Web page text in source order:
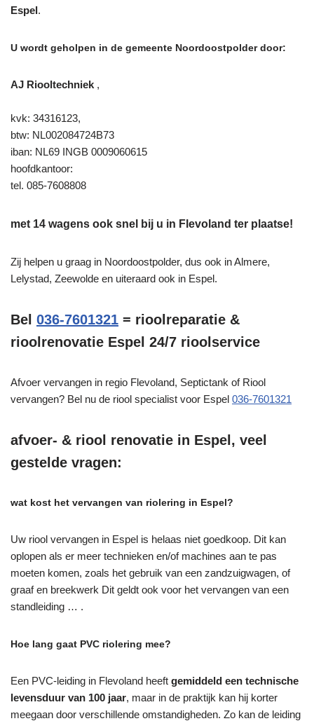
Espel.
U wordt geholpen in de gemeente Noordoostpolder door:
AJ Riooltechniek ,
kvk: 34316123,
btw: NL002084724B73
iban: NL69 INGB 0009060615
hoofdkantoor:
tel. 085-7608808
met 14 wagens ook snel bij u in Flevoland ter plaatse!
Zij helpen u graag in Noordoostpolder, dus ook in Almere,
Lelystad, Zeewolde en uiteraard ook in Espel.
Bel 036-7601321 = rioolreparatie &
rioolrenovatie Espel 24/7 rioolservice
Afvoer vervangen in regio Flevoland, Septictank of Riool
vervangen? Bel nu de riool specialist voor Espel 036-7601321
afvoer- & riool renovatie in Espel, veel
gestelde vragen:
wat kost het vervangen van riolering in Espel?
Uw riool vervangen in Espel is helaas niet goedkoop. Dit kan
oplopen als er meer technieken en/of machines aan te pas
moeten komen, zoals het gebruik van een zandzuigwagen, of
graaf en breekwerk Dit geldt ook voor het vervangen van een
standleiding … .
Hoe lang gaat PVC riolering mee?
Een PVC-leiding in Flevoland heeft gemiddeld een technische
levensduur van 100 jaar, maar in de praktijk kan hij korter
meegaan door verschillende omstandigheden. Zo kan de leiding